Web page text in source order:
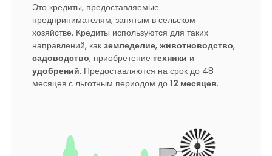
Это кредиты, предоставляемые
предпринимателям, занятым в сельском
хозяйстве. Кредиты используются для таких
направлений, как земледелие, животноводство,
садоводство, приобретение техники и
удобрений. Предоставляются на срок до 48
месяцев с льготным периодом до 12 месяцев.